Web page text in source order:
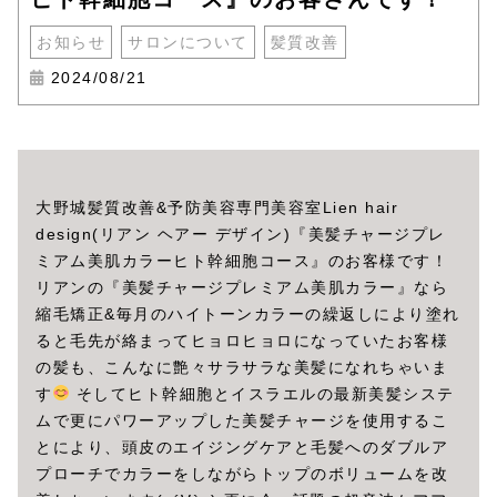
お知らせ サロンについて 髪質改善
2024/08/21
大野城髪質改善&予防美容専門美容室Lien hair
design(リアン ヘアー デザイン)『美髪チャージプレ
ミアム美肌カラーヒト幹細胞コース』のお客様です！
リアンの『美髪チャージプレミアム美肌カラー』なら
縮毛矯正&毎月のハイトーンカラーの繰返しにより塗れ
ると毛先が絡まってヒョロヒョロになっていたお客様
の髪も、こんなに艶々サラサラな美髪になれちゃいま
す
そしてヒト幹細胞とイスラエルの最新美髪システ
ムで更にパワーアップした美髪チャージを使用するこ
とにより、頭皮のエイジングケアと毛髪へのダブルア
プローチでカラーをしながらトップのボリュームを改